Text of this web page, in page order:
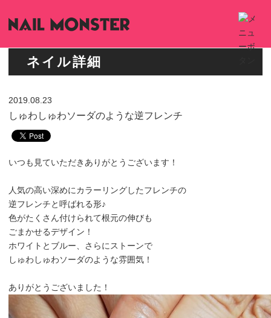
ネイル詳細
2019.08.23
しゅわしゅわソーダのような逆フレンチ
いつも見ていただきありがとうございます！
人気の高い深めにカラーリングしたフレンチの
逆フレンチと呼ばれる形♪
色がたくさん付けられて根元の伸びも
ごまかせるデザイン！
ホワイトとブルー、さらにストーンで
しゅわしゅわソーダのような雰囲気！
ありがとうございました！